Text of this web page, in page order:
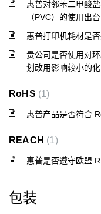
惠普对邻苯二甲酸
（PVC）的使用出
惠普打印机耗材是
贵公司是否使用对
划改用影响较小的化
RoHS 1
惠普产品是否符合
REACH 1
惠普是否遵守欧盟
包装